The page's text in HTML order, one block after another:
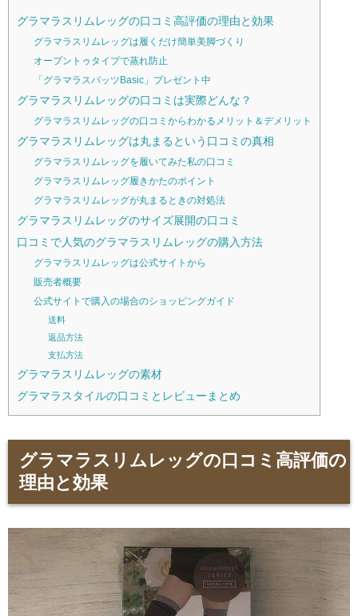
グラマラスリムレッグの口コミ高評価の理由と効果
グラマラスリムレッグは履くだけ簡単美脚づくり
オープントゥタイプで蒸れ防止
「グラマラスパッツBasic」プレゼント中
グラマラスリムレッグの口コミは実際どんな？
グラマラスリムレッグの口コミからわかるメリット＆デメリット
グラマラスリムレッグは丸まるという口コミの真相
グラマラスリムレッグを履いてみた私の口コミ
グラマラスリムレッグ履きかたのポイント
グラマラスリムレッグが丸まるときの対処法
グラマラスリムレッグのサイズ展開の口コミ
口コミで人気のグラマラスリムレッグの購入方法
グラマラスリムレッグは公式サイトから
販売者概要
公式サイトで購入の場合のショッピングガイド
送料
返品方法
支払方法
グラマラスリムレッグの素材
グラマラスタイルの口コミとレビューまとめ
グラマラスリムレッグの口コミ高評価の
理由と効果